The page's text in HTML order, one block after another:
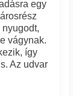
egy
vágynak.
így
Az udvar